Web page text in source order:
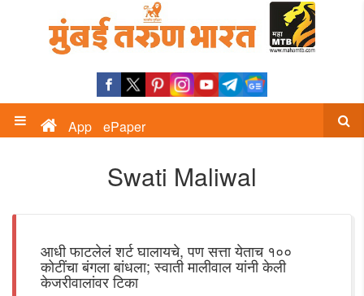
App ePaper
Swati Maliwal
आधी फाटलेलं शर्ट घालायचे, पण सत्ता येताच १००
कोटींचा बंगला बांधला; स्वाती मालीवाल यांनी केली
केजरीवालांवर टिका